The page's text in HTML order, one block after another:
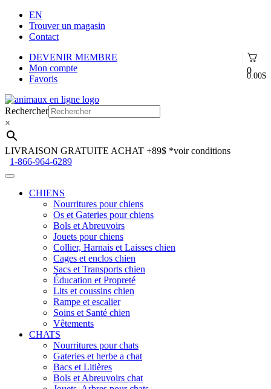
EN
Trouver un magasin
Contact
0
0.00$
DEVENIR MEMBRE
Mon compte
Favoris
Aller
à
la
navigation
Aller
au
contenu
Rechercher
×
LIVRAISON GRATUITE ACHAT +89$ *voir conditions
1-866-964-6289
CHIENS
Nourritures pour chiens
Os et Gateries pour chiens
Bols et Abreuvoirs
Jouets pour chiens
Collier, Harnais et Laisses chien
Cages et enclos chien
Sacs et Transports chien
Éducation et Propreté
Lits et coussins chien
Rampe et escalier
Soins et Santé chien
Vêtements
CHATS
Nourritures pour chats
Gateries et herbe a chat
Bacs et Litières
Bols et Abreuvoirs chat